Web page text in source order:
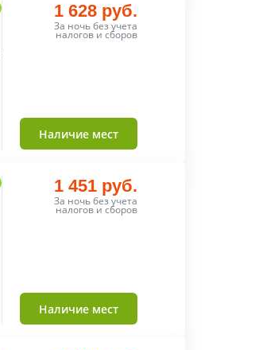
1 628 руб.
За ночь без учета
налогов и сборов
Наличие мест
1 451 руб.
За ночь без учета
налогов и сборов
Наличие мест